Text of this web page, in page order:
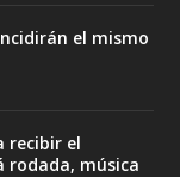
el mismo
recibir el
rodada, música